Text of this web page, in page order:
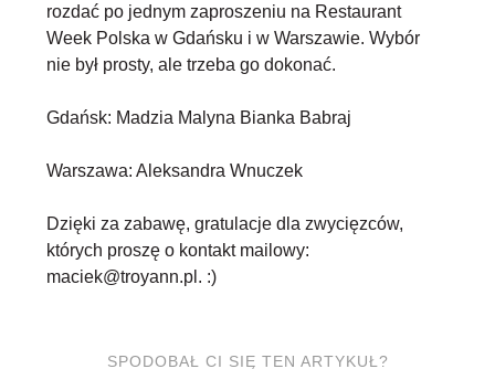
rozdać po jednym zaproszeniu na Restaurant
Week Polska w Gdańsku i w Warszawie. Wybór
nie był prosty, ale trzeba go dokonać.
Gdańsk: Madzia Malyna Bianka Babraj
Warszawa: Aleksandra Wnuczek
Dzięki za zabawę, gratulacje dla zwycięzców,
których proszę o kontakt mailowy:
maciek@troyann.pl. :)
SPODOBAŁ CI SIĘ TEN ARTYKUŁ?